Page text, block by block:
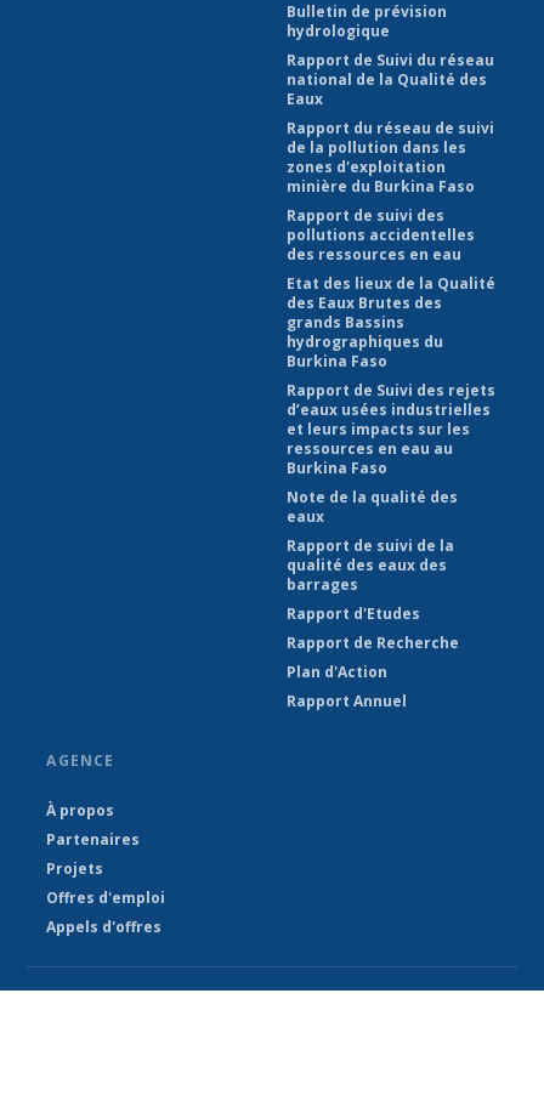
Bulletin de prévision
hydrologique
Rapport de Suivi du réseau
national de la Qualité des
Eaux
Rapport du réseau de suivi
de la pollution dans les
zones d'exploitation
minière du Burkina Faso
Rapport de suivi des
pollutions accidentelles
des ressources en eau
Etat des lieux de la Qualité
des Eaux Brutes des
grands Bassins
hydrographiques du
Burkina Faso
Rapport de Suivi des rejets
d’eaux usées industrielles
et leurs impacts sur les
ressources en eau au
Burkina Faso
Note de la qualité des
eaux
Rapport de suivi de la
qualité des eaux des
barrages
Rapport d'Etudes
Rapport de Recherche
Plan d'Action
Rapport Annuel
AGENCE
À propos
Partenaires
Projets
Offres d'emploi
Appels d'offres
© Direction Générale des Ressources en Eau (DGRE) 2026